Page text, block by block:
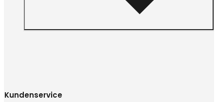
Kundenservice